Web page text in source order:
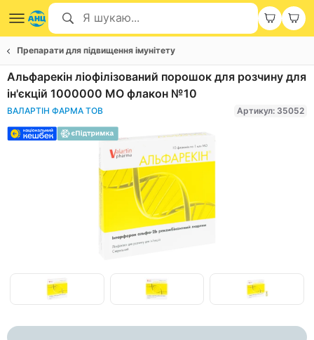
Препарати для підвищення імунітету
Альфарекін ліофілізований порошок для розчину для
ін'єкцій 1000000 МО флакон №10
ВАЛАРТІН ФАРМА ТОВ Артикул: 35052
Item
of
1